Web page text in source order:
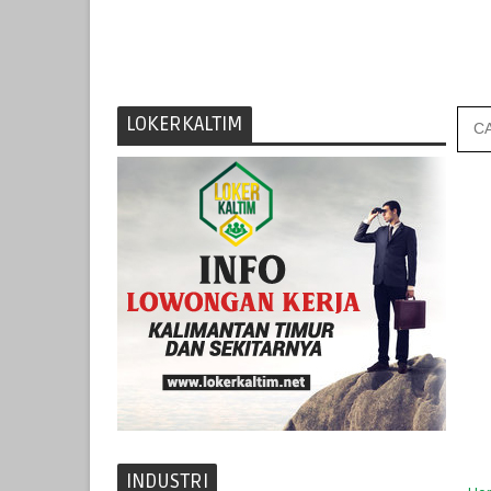
LOKERKALTIM
INDUSTRI